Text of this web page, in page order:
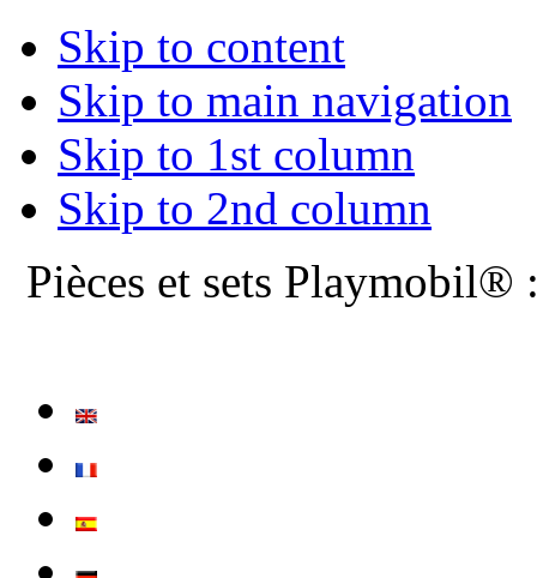
Skip to content
Skip to main navigation
Skip to 1st column
Skip to 2nd column
Pièces et sets Playmobil®